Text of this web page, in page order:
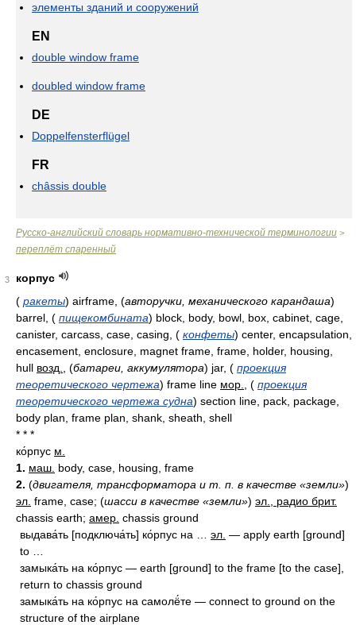
элементы зданий и сооружений
EN
double window frame
doubled window frame
DE
Doppelfensterflügel
FR
châssis double
Русско-английский словарь нормативно-технической терминологии >
переплёт спаренный
3
корпус
( ракеты) airframe, (авторучки, механического карандаша)
barrel, ( пищекомбината) block, body, bowl, box, cabinet, cage,
canister, carcass, case, casing, ( конфеты) center, encapsulation,
encasement, enclosure, magnet frame, frame, holder, housing,
hull возд. (батареи, аккумулятора) jar, ( проекция
теоретического чертежа) frame line мор. ( проекция
теоретического чертежа судна) section line, pack, package,
body plan, frame plan, shank, sheath, shell
* * *
ко́рпус м.
1. маш. body, case, housing, frame
2. (двигателя, трансформатора и т. п. в качестве «земли»)
эл. frame, case; (шасси в качестве «земли») эл., радио брит.
chassis earth; амер. chassis ground
выдава́ть [подключа́ть] ко́рпус на … эл. — apply earth [ground]
to …
замыка́ть на ко́рпус — earth [ground] to the frame [to the case],
return to chassis ground
замыка́ть на ко́рпус на самолё́те — connect to ground on the
structure of the airplane